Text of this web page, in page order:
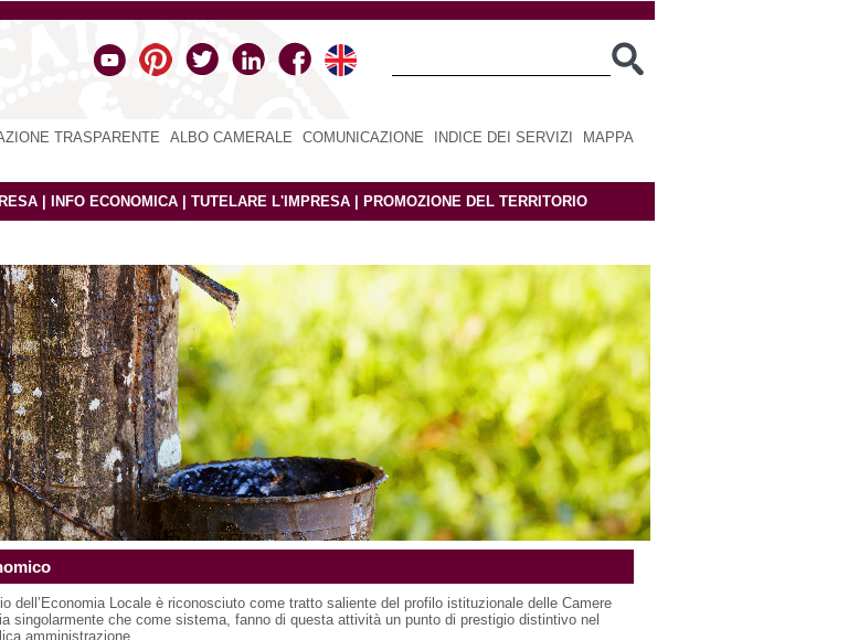
TRASPARENTE ALBO CAMERALE COMUNICAZIONE INDICE DEI SERVIZI MAPPA
INFO ECONOMICA TUTELARE L'IMPRESA PROMOZIONE DEL TERRITORIO
dell’Economia Locale è riconosciuto come tratto saliente del profilo istituzionale delle Camere
singolarmente che come sistema, fanno di questa attività un punto di prestigio distintivo nel
amministrazione.